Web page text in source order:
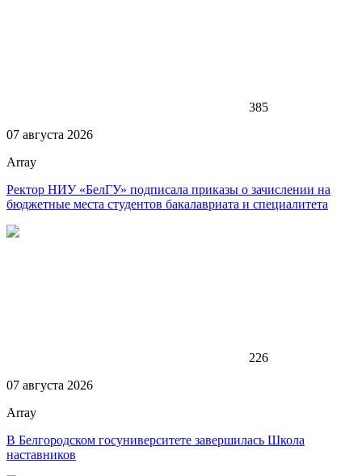
385
07 августа 2026
Array
Ректор НИУ «БелГУ» подписала приказы о зачислении на
бюджетные места студентов бакалавриата и специалитета
226
07 августа 2026
Array
В Белгородском госуниверситете завершилась Школа
наставников